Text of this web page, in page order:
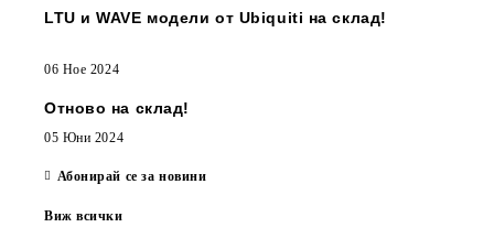
LTU и WAVE модели от Ubiquiti на склад!
06 Ное 2024
Отново на склад!
05 Юни 2024
Абонирай се за новини
Виж всички